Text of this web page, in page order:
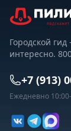
Городской
интересно.
+7 (913)
Ежедневно